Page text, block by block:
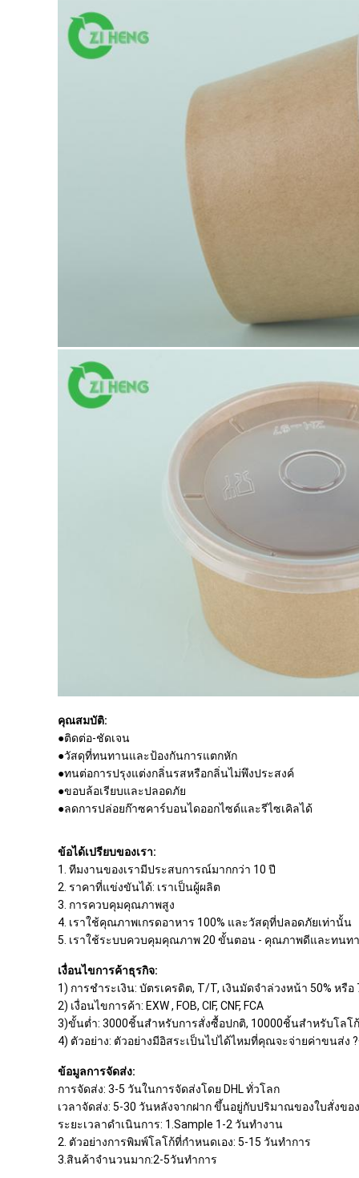
คุณสมบัติ:
●ติดต่อ-ชัดเจน
●วัสดุที่ทนทานและป้องกันการแตกหัก
●ทนต่อการปรุงแต่งกลิ่นรสหรือกลิ่นไม่พึงประสงค์
●ขอบล้อเรียบและปลอดภัย
●ลดการปล่อยก๊าซคาร์บอนไดออกไซด์และรีไซเคิลได้
ข้อได้เปรียบของเรา:
1. ทีมงานของเรามีประสบการณ์มากกว่า 10 ปี
2. ราคาที่แข่งขันได้: เราเป็นผู้ผลิต
3. การควบคุมคุณภาพสูง
4. เราใช้คุณภาพเกรดอาหาร 100% และวัสดุที่ปลอดภัยเท่านั้น
5. เราใช้ระบบควบคุมคุณภาพ 20 ขั้นตอน - คุณภาพดีและทนท
เงื่อนไขการค้าธุรกิจ:
1) การชำระเงิน: บัตรเครดิต, T/T, เงินมัดจำล่วงหน้า 50% หรื
2) เงื่อนไขการค้า: EXW , FOB, CIF, CNF, FCA
3)ขั้นต่ำ: 3000ชิ้นสำหรับการสั่งซื้อปกติ, 10000ชิ้นสำหรับโลโ
4) ตัวอย่าง: ตัวอย่างมีอิสระเป็นไปได้ไหมที่คุณจะจ่ายค่าขนส่ง
ข้อมูลการจัดส่ง:
การจัดส่ง: 3-5 วันในการจัดส่งโดย DHL ทั่วโลก
เวลาจัดส่ง: 5-30 วันหลังจากฝาก ขึ้นอยู่กับปริมาณของใบสั่งขอ
ระยะเวลาดำเนินการ: 1.Sample 1-2 วันทำงาน
2. ตัวอย่างการพิมพ์โลโก้ที่กำหนดเอง: 5-15 วันทำการ
3.สินค้าจำนวนมาก:2-5วันทำการ